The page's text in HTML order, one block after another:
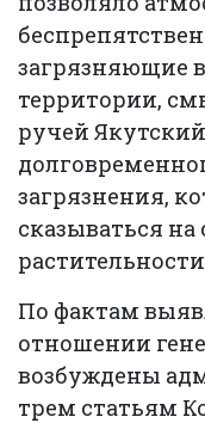
загрязняющие
территории,
ручей
загрязнения,
сказываться
По фактам
отношении
возбуждены
трем статьям